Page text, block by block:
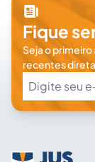
Fique
Seja o primeiro
recentes